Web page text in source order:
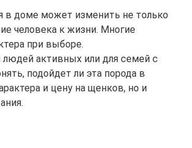
в доме может изменить не только
человека к жизни. Многие
при выборе.
активных или для семей с
подойдет ли эта порода в
и цену на щенков, но и